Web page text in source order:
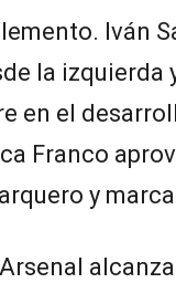
Iván
la izquierda
en el
Franco
y